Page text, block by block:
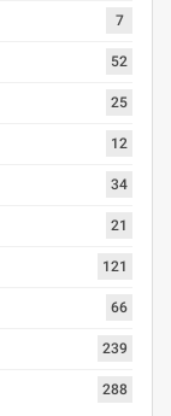
7
52
25
12
34
21
121
66
239
288